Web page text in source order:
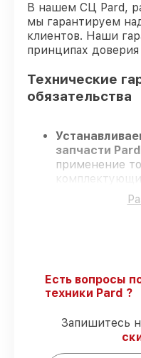
В нашем СЦ Pard,
мы гарантируем
клиентов. Наши
принципах
Технические
обязательства
запчасти Pard
применение
Опытные
жёсткий
ремонт
008P в
Поддержка
ремонтные
защищены
Есть вопросы
техники Pard ?
Запишитесь